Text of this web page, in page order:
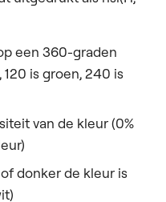
een 360-graden
is groen, 240 is
van de kleur (0%
donker de kleur is